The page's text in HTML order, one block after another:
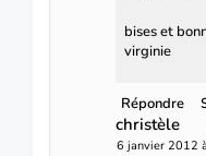
bises et
virginie
Répondre
christèle
6 janvier 2012